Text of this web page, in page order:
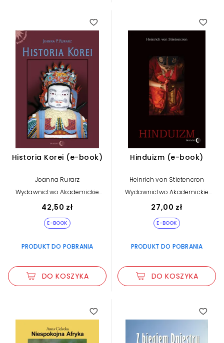
Historia Korei (e-book)
Joanna Rurarz
Wydawnictwo Akademickie
42,50 zł
E-BOOK
PRODUKT DO POBRANIA
DO KOSZYKA
Hinduizm (e-book)
Heinrich von Stietencron
Wydawnictwo Akademickie
27,00 zł
E-BOOK
PRODUKT DO POBRANIA
DO KOSZYKA